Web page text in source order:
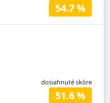
54.7 %
dosiahnuté skóre
51.6 %